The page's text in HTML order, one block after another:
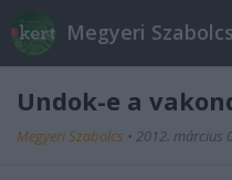
Megyeri
Undok-e a
Megyeri Szabolcs • 2012. március